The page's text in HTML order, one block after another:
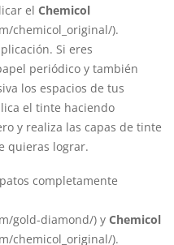
el Chemicol
chemicol_original/).
Si eres
periódico y también
los espacios de tus
el tinte haciendo
y realiza las capas de tinte
quieras lograr.
completamente
gold-diamond/) y Chemicol
chemicol_original/).